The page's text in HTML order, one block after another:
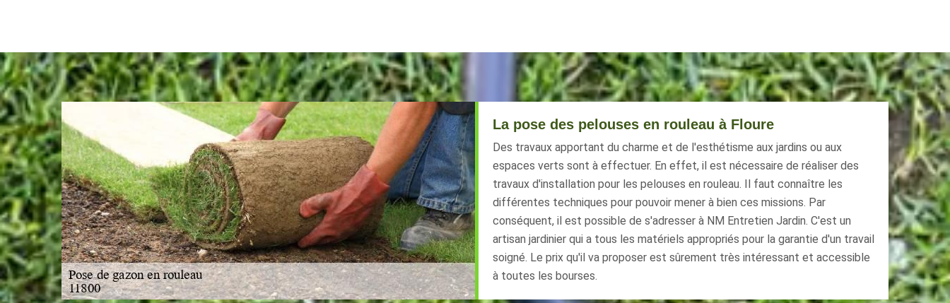
La pose des pelouses en rouleau à Floure
Des travaux apportant du charme et de l'esthétisme aux jardins ou aux
espaces verts sont à effectuer. En effet, il est nécessaire de réaliser des
travaux d'installation pour les pelouses en rouleau. Il faut connaître les
différentes techniques pour pouvoir mener à bien ces missions. Par
conséquent, il est possible de s'adresser à NM Entretien Jardin. C'est un
artisan jardinier qui a tous les matériels appropriés pour la garantie d'un travail
soigné. Le prix qu'il va proposer est sûrement très intéressant et accessible
à toutes les bourses.